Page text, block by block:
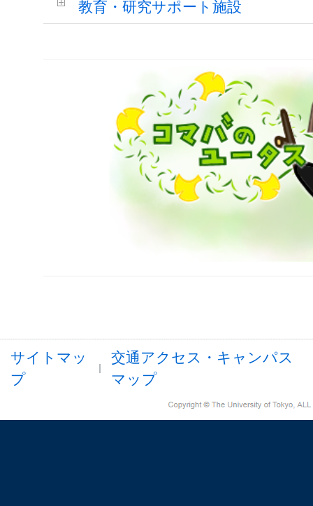
教育・研究サポート施設
サイトマッ
プ
交通アクセス・キャンパス
マップ